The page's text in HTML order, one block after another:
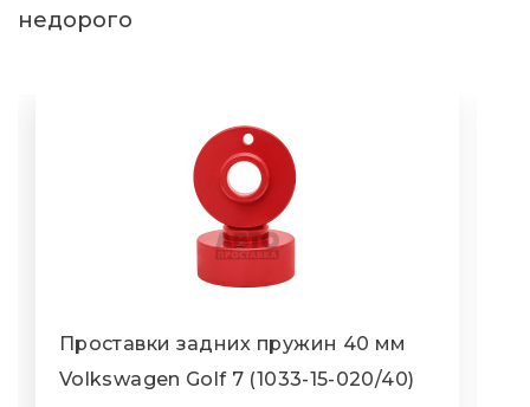
недорого
Проставки задних пружин 40 мм
Volkswagen Golf 7 (1033-15-020/40)